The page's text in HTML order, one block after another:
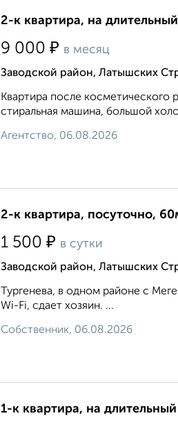
2-к квартира, на
9 000 ₽ в месяц
Заводской район, Латышских
Квартира после косметического
стиральная машина, большой
Агентство, 06.08.2026
2-к квартира, посуточно,
1 500 ₽ в сутки
Заводской район, Латышских
Тургенева, в одном районе с
Wi-Fi, сдает хозяин. ...
Собственник, 06.08.2026
1-к квартира, на